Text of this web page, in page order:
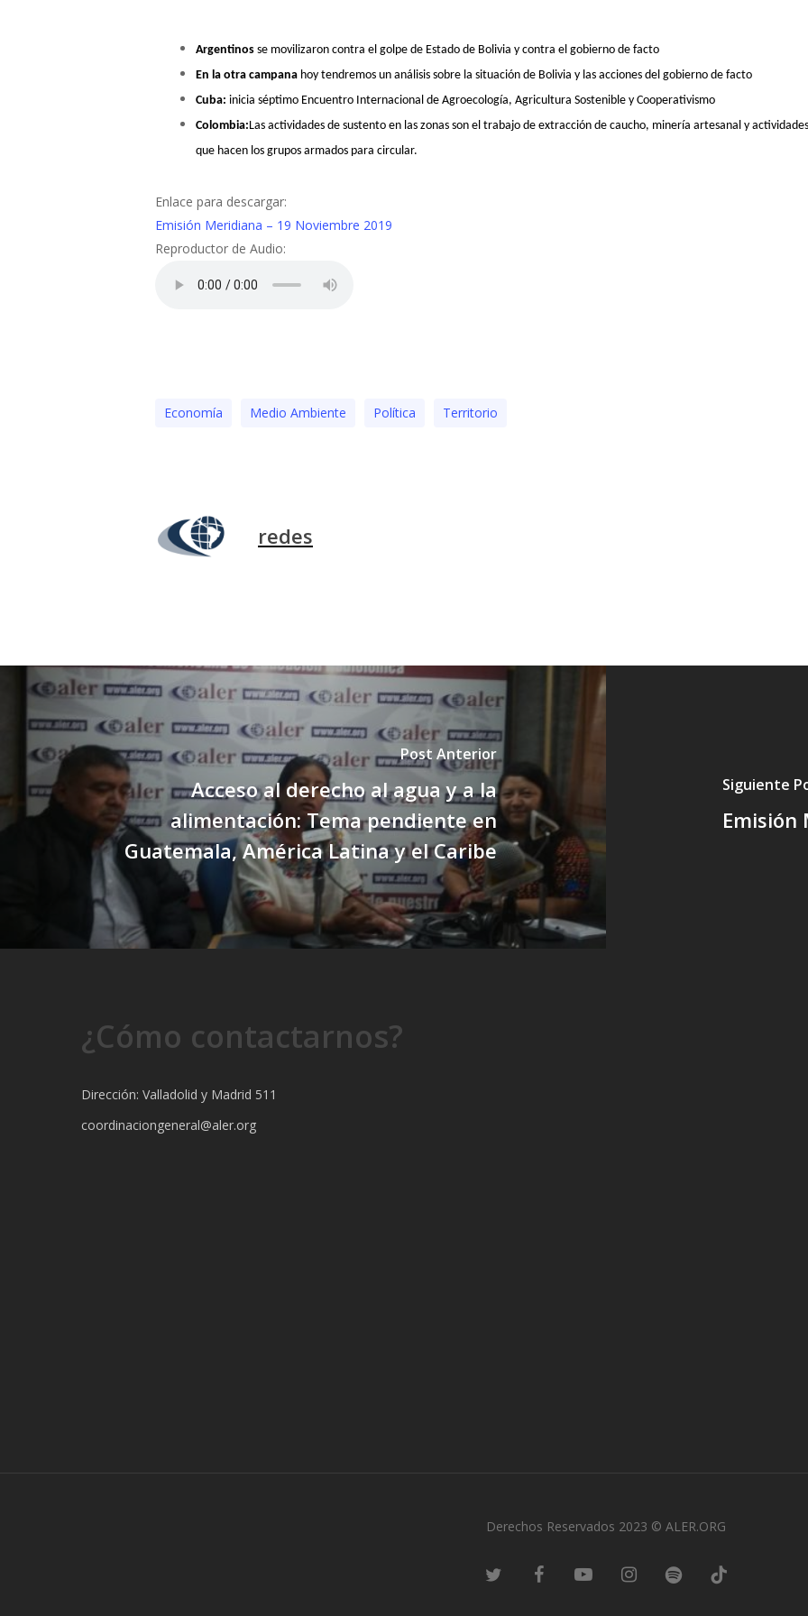
Argentinos se movilizaron contra el golpe de Estado de Bolivia y contra el gobierno de facto
En la otra campana hoy tendremos un análisis sobre la situación de Bolivia y las acciones del gobierno de facto
Cuba: inicia séptimo Encuentro Internacional de Agroecología, Agricultura Sostenible y Cooperativismo
Colombia:Las actividades de sustento en las zonas son el trabajo de extracción de caucho, minería artesanal y
que hacen los grupos armados para circular.
Enlace para descargar:
Emisión Meridiana – 19 Noviembre 2019
Reproductor de Audio:
Economía Medio Ambiente Polí­tica Territorio
redes
Post Anterior
Acceso al derecho al agua y a la
alimentación: Tema pendiente en
Guatemala, América Latina y el Caribe
Siguiente
Emisión
¿Cómo contactarnos?
Dirección: Valladolid y Madrid 511
coordinaciongeneral@aler.org
Derechos Reservados 2023 © ALER.ORG